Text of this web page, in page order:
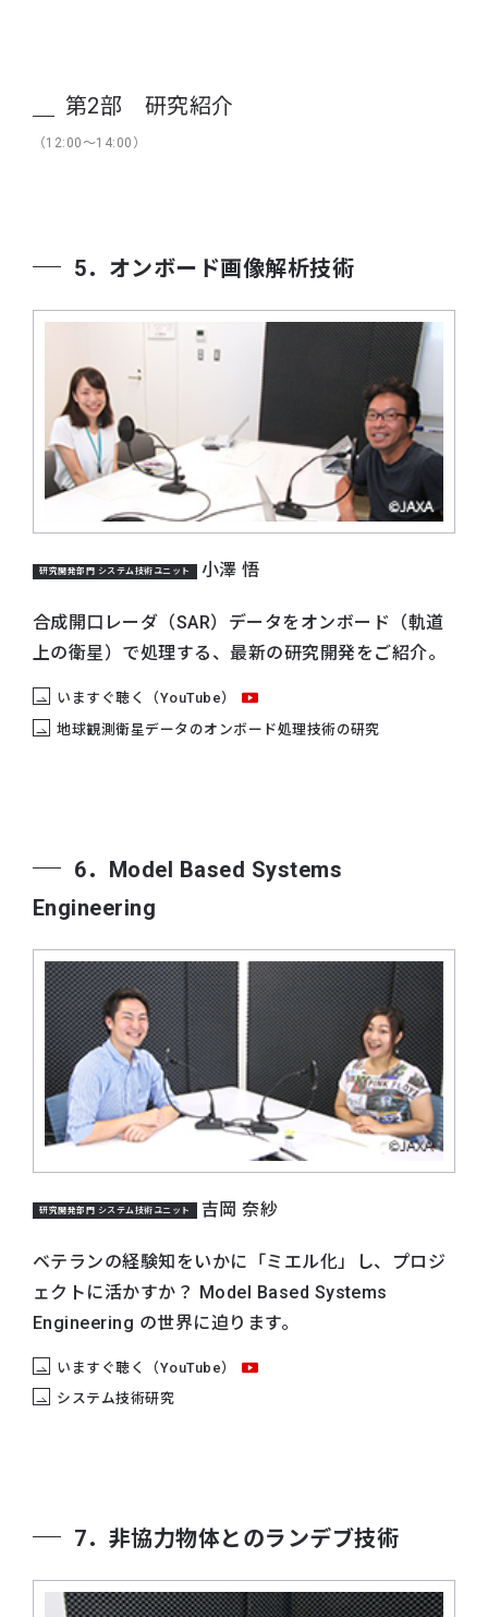
第2部 研究紹介
（12:00～14:00）
5．オンボード画像解析技術
研究開発部門 システム技術ユニット 小澤 悟
合成開口レーダ（SAR）データをオンボード（軌道
上の衛星）で処理する、最新の研究開発をご紹介。
いますぐ聴く（YouTube）
地球観測衛星データのオンボード処理技術の研究
6．Model Based Systems
Engineering
研究開発部門 システム技術ユニット 吉岡 奈紗
ベテランの経験知をいかに「ミエル化」し、プロジ
ェクトに活かすか？ Model Based Systems
Engineering の世界に迫ります。
いますぐ聴く（YouTube）
システム技術研究
7．非協力物体とのランデブ技術